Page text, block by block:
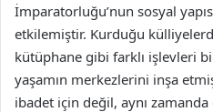
İmparatorluğu’nun sosyal
etkilemiştir. Kurduğu
kütüphane gibi farklı işlevleri
yaşamın merkezlerini inşa
ibadet için değil, aynı